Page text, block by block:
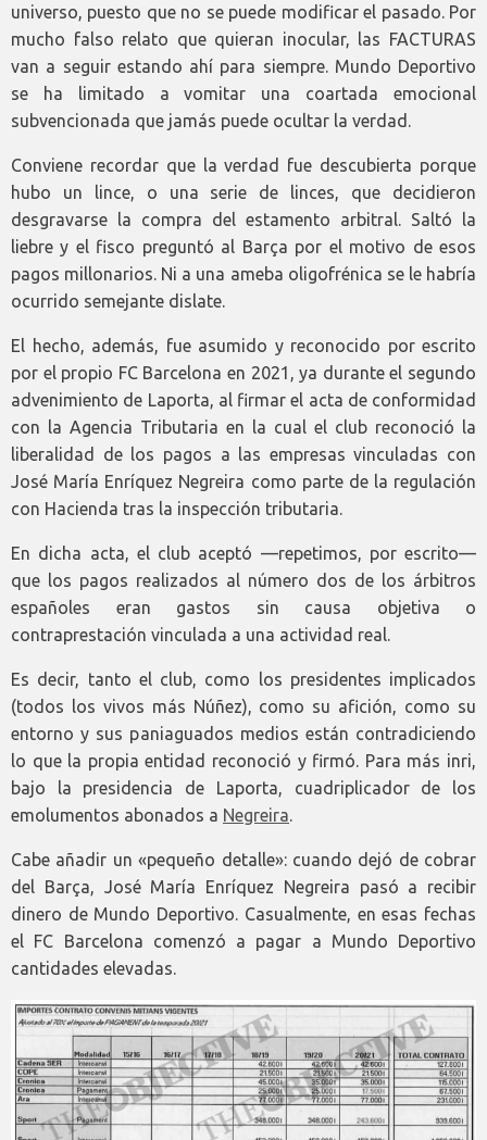
universo, puesto que no se puede modificar el pasado. Por
mucho falso relato que quieran inocular, las FACTURAS
van a seguir estando ahí para siempre. Mundo Deportivo
se ha limitado a vomitar una coartada emocional
subvencionada que jamás puede ocultar la verdad.
Conviene recordar que la verdad fue descubierta porque
hubo un lince, o una serie de linces, que decidieron
desgravarse la compra del estamento arbitral. Saltó la
liebre y el fisco preguntó al Barça por el motivo de esos
pagos millonarios. Ni a una ameba oligofrénica se le habría
ocurrido semejante dislate.
El hecho, además, fue asumido y reconocido por escrito
por el propio FC Barcelona en 2021, ya durante el segundo
advenimiento de Laporta, al firmar el acta de conformidad
con la Agencia Tributaria en la cual el club reconoció la
liberalidad de los pagos a las empresas vinculadas con
José María Enríquez Negreira como parte de la regulación
con Hacienda tras la inspección tributaria.
En dicha acta, el club aceptó —repetimos, por escrito—
que los pagos realizados al número dos de los árbitros
españoles eran gastos sin causa objetiva o
contraprestación vinculada a una actividad real.
Es decir, tanto el club, como los presidentes implicados
(todos los vivos más Núñez), como su afición, como su
entorno y sus paniaguados medios están contradiciendo
lo que la propia entidad reconoció y firmó. Para más inri,
bajo la presidencia de Laporta, cuadriplicador de los
emolumentos abonados a Negreira.
Cabe añadir un «pequeño detalle»: cuando dejó de cobrar
del Barça, José María Enríquez Negreira pasó a recibir
dinero de Mundo Deportivo. Casualmente, en esas fechas
el FC Barcelona comenzó a pagar a Mundo Deportivo
cantidades elevadas.